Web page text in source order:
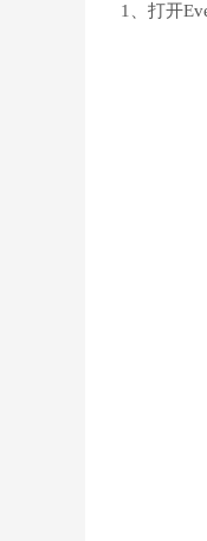
1、打开